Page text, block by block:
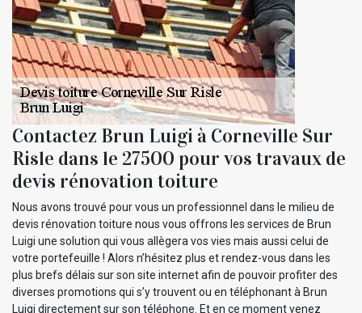
Contactez Brun Luigi à Corneville Sur
Risle dans le 27500 pour vos travaux de
devis rénovation toiture
Nous avons trouvé pour vous un professionnel dans le milieu de
devis rénovation toiture nous vous offrons les services de Brun
Luigi une solution qui vous allègera vos vies mais aussi celui de
votre portefeuille ! Alors n’hésitez plus et rendez-vous dans les
plus brefs délais sur son site internet afin de pouvoir profiter des
diverses promotions qui s’y trouvent ou en téléphonant à Brun
Luigi directement sur son téléphone. Et en ce moment venez